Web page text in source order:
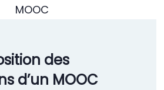
des
d’un MOOC